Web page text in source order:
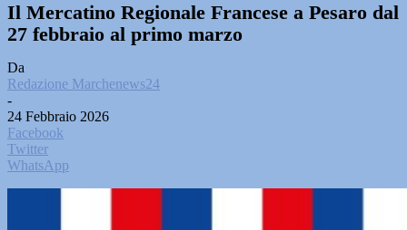
Il Mercatino Regionale Francese a Pesaro dal
27 febbraio al primo marzo
Da
Redazione Marchenews24
-
24 Febbraio 2026
Facebook
Twitter
WhatsApp